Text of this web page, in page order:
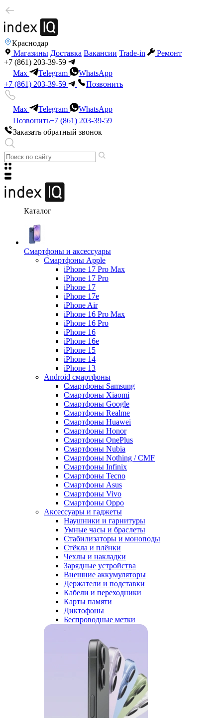
Краснодар
Магазины Доставка Вакансии Trade-in
Ремонт
+7 (861) 203-39-59
Max
Telegram
WhatsApp
+7 (861) 203-39-59
Позвонить
Max Telegram
WhatsApp
Позвонить+7 (861) 203-39-59
Заказать обратный звонок
Каталог
Смартфоны и аксессуары
Смартфоны Apple
iPhone 17 Pro Max
iPhone 17 Pro
iPhone 17
iPhone 17e
iPhone Air
iPhone 16 Pro Max
iPhone 16 Pro
iPhone 16
iPhone 16e
iPhone 15
iPhone 14
iPhone 13
Android cмартфоны
Смартфоны Samsung
Смартфоны Xiaomi
Смартфоны Google
Смартфоны Realme
Смартфоны Huawei
Смартфоны Honor
Смартфоны OnePlus
Смартфоны Nubia
Смартфоны Nothing / CMF
Смартфоны Infinix
Смартфоны Tecno
Смартфоны Asus
Смартфоны Vivo
Смартфоны Oppo
Аксессуары и гаджеты
Наушники и гарнитуры
Умные часы и браслеты
Стабилизаторы и моноподы
Стёкла и плёнки
Чехлы и накладки
Зарядные устройства
Внешние аккумуляторы
Держатели и подставки
Кабели и переходники
Карты памяти
Диктофоны
Беспроводные метки